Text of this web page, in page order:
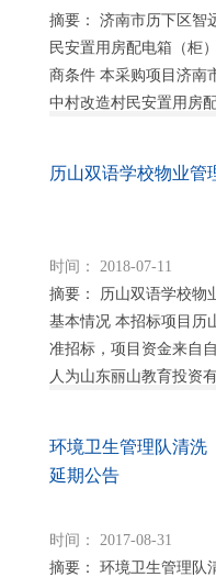
摘要： 济南市历下区智
民安置用房配电箱（柜
商条件 本采购项目济南
中村改造村民安置用房
历山双语学校物业管
时间： 2018-07-11
摘要： 历山双语学校物
基本情况 本招标项目历
准招标，项目资金来自
人为山东丽山教育投资
环境卫生管理队清洗
延期公告
时间： 2017-08-31
摘要： 环境卫生管理队